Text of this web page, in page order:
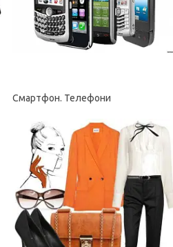
Смартфон. Телефони